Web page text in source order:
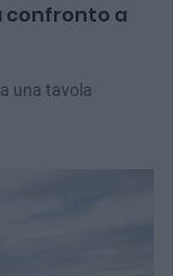
confronto a
una tavola